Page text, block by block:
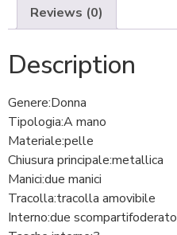
Reviews (0)
Description
Genere:Donna
Tipologia:A mano
Materiale:pelle
Chiusura principale:metallica
Manici:due manici
Tracolla:tracolla amovibile
Interno:due scompartifoderato